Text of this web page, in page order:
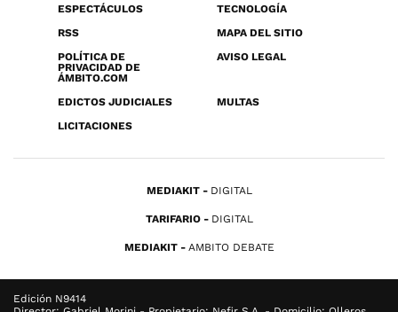
ESPECTÁCULOS
TECNOLOGÍA
RSS
MAPA DEL SITIO
POLÍTICA DE
PRIVACIDAD DE
ÁMBITO.COM
AVISO LEGAL
EDICTOS JUDICIALES
MULTAS
LICITACIONES
MEDIAKIT DIGITAL
TARIFARIO DIGITAL
MEDIAKIT AMBITO DEBATE
Edición N9414